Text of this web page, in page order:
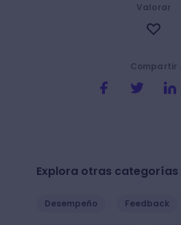
Compartir
Valorar
Explora otras categorías
Desempeño Feedback